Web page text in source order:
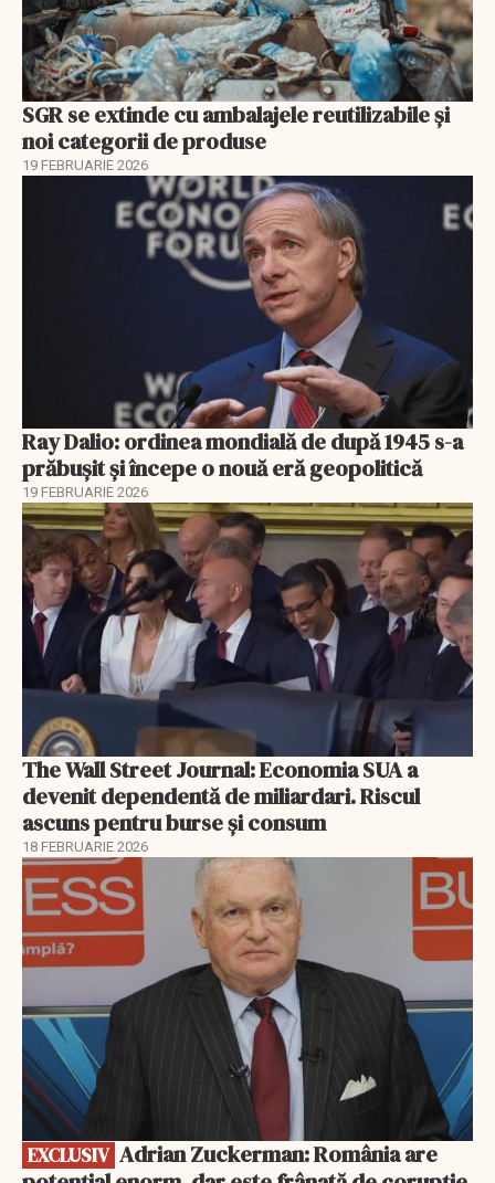
SGR se extinde cu ambalajele reutilizabile și
noi categorii de produse
19 FEBRUARIE 2026
Ray Dalio: ordinea mondială de după 1945 s-a
prăbușit și începe o nouă eră geopolitică
19 FEBRUARIE 2026
The Wall Street Journal: Economia SUA a
devenit dependentă de miliardari. Riscul
ascuns pentru burse și consum
18 FEBRUARIE 2026
EXCLUSIV
EXCLUSIV